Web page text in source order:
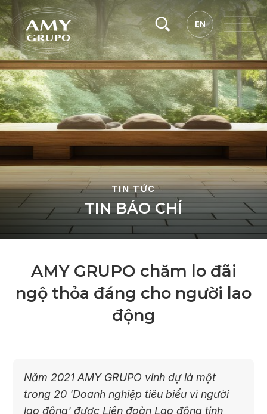
EN
EN
TIN TỨC
TIN BÁO CHÍ
AMY GRUPO chăm lo đãi
ngộ thỏa đáng cho người lao
động
Năm 2021 AMY GRUPO vinh dự là một
trong 20 'Doanh nghiệp tiêu biểu vì người
lao động' được Liên đoàn Lao động tỉnh
Tìm